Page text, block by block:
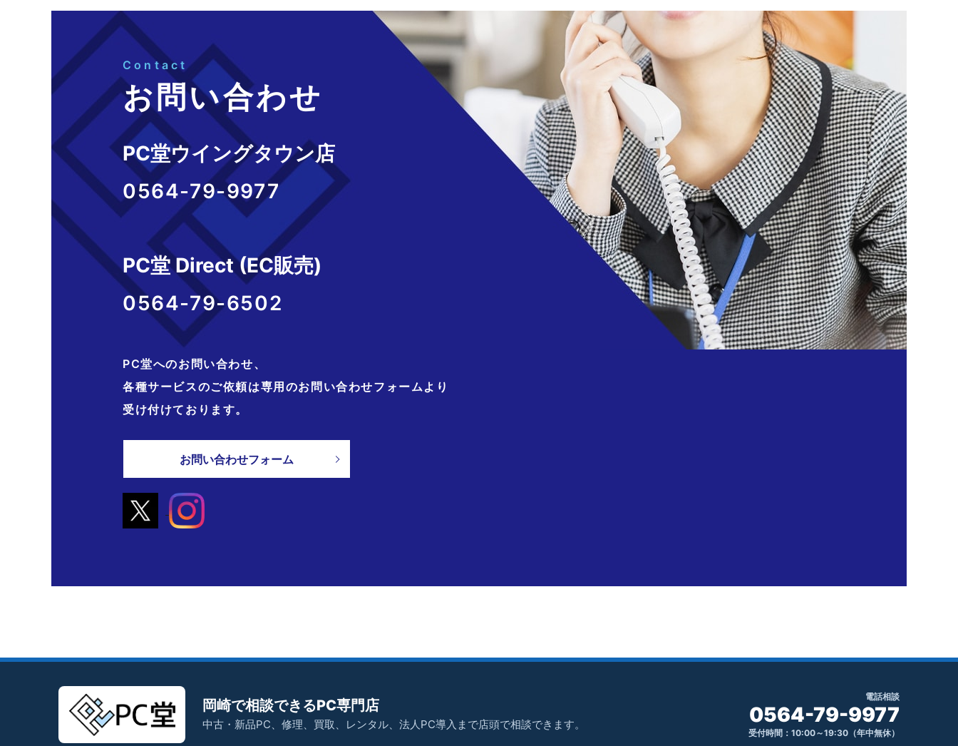
Contact
お問い合わせ
PC堂ウイングタウン店
0564-79-9977
PC堂 Direct (EC販売)
0564-79-6502
PC堂へのお問い合わせ、
各種サービスのご依頼は専用のお問い合わせフォームより
受け付けております。
お問い合わせフォーム
岡崎で相談できるPC専門店
中古・新品PC、修理、買取、レンタル、法人PC導入まで店頭で相談できます。
電話相談
0564-79-9977
受付時間：10:00～19:30（年中無休）